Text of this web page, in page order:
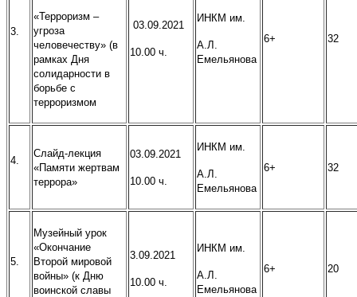
3.
«Терроризм –
угроза
человечеству» (в
рамках Дня
солидарности в
борьбе с
терроризмом
03.09.2021
10.00 ч.
ИНКМ им.
А.Л.
Емельянова
6+ 32
4.
Слайд-лекция
«Памяти жертвам
террора»
03.09.2021
10.00 ч.
ИНКМ им.
А.Л.
Емельянова
6+ 32
5.
Музейный урок
«Окончание
Второй мировой
войны» (к Дню
воинской славы
3.09.2021
10.00 ч.
ИНКМ им.
А.Л.
Емельянова
6+ 20